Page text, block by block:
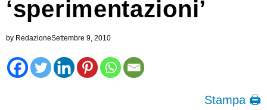
‘sperimentazioni’
by RedazioneSettembre 9, 2010
Stampa 🖨